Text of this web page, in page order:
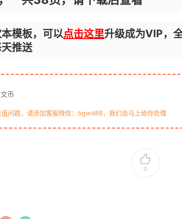
模板，可以点击这里升级成为VIP，
推送
文币
问题，请添加客服微信：bgwd88，我们会马上给你处理
0